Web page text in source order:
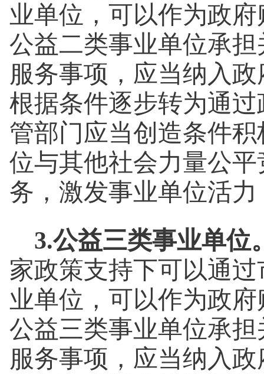
业单位，可以作为政
公益二类事业单位承
服务事项，应当纳入
根据条件逐步转为通
管部门应当创造条件
位与其他社会力量公
务，激发事业单位活
3.公益三类事业单位
家政策支持下可以通
业单位，可以作为政
公益三类事业单位承
服务事项，应当纳入